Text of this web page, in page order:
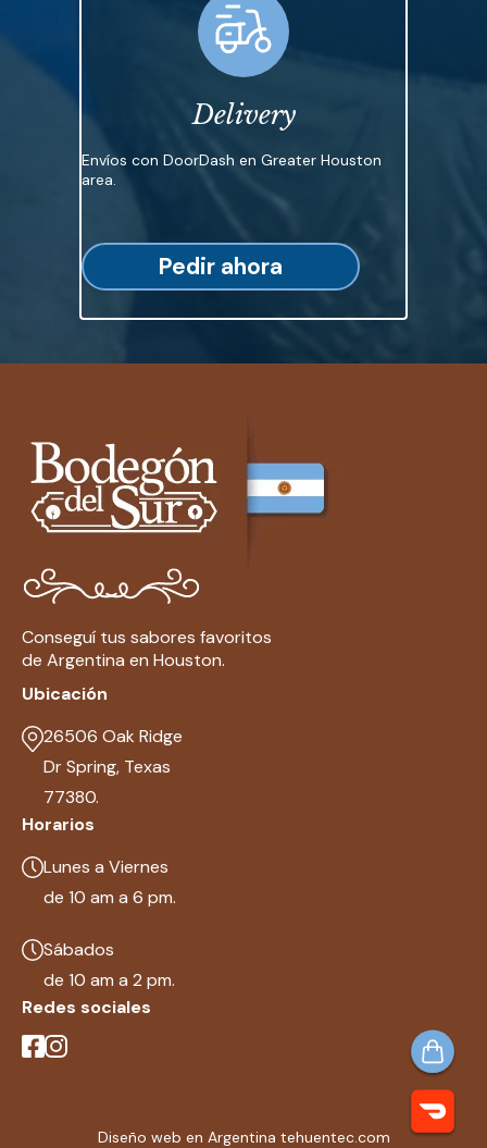
Delivery
Envíos con DoorDash en Greater Houston
area.
Pedir ahora
Conseguí tus sabores favoritos
de Argentina en Houston.
Ubicación
26506 Oak Ridge
Dr Spring, Texas
77380.
Horarios
Lunes a Viernes
de 10 am a 6 pm.
Sábados
de 10 am a 2 pm.
Redes sociales
Diseño web en Argentina tehuentec.com